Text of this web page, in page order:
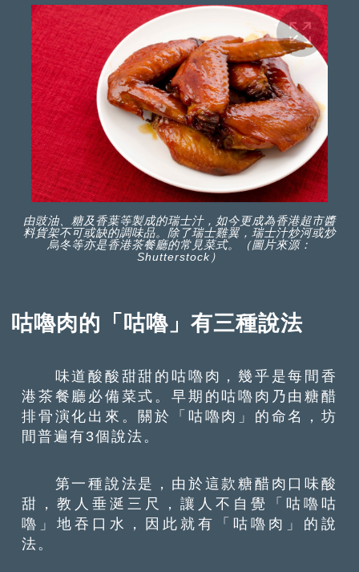
由豉油、糖及香葉等製成的瑞士汁，如今更成為香港超市醬
料貨架不可或缺的調味品。除了瑞士雞翼，瑞士汁炒河或炒
烏冬等亦是香港茶餐廳的常見菜式。（圖片來源：
Shutterstock）
咕嚕肉的「咕嚕」有三種說法
味道酸酸甜甜的咕嚕肉，幾乎是每間香
港茶餐廳必備菜式。早期的咕嚕肉乃由糖醋
排骨演化出來。關於「咕嚕肉」的命名，坊
間普遍有3個說法。
第一種說法是，由於這款糖醋肉口味酸
甜，教人垂涎三尺，讓人不自覺「咕嚕咕
嚕」地吞口水，因此就有「咕嚕肉」的說
法。